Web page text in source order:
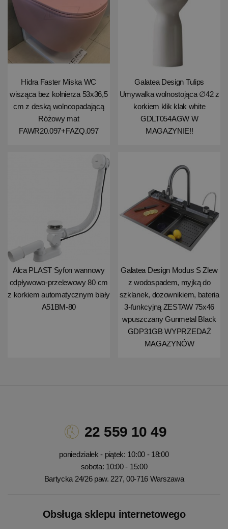
Hidra Faster Miska WC
wisząca bez kołnierza 53x36,5
cm z deską wolnoopadającą
Różowy mat
FAWR20.097+FAZQ.097
Galatea Design Tulips
Umywalka wolnostojąca ∅42 z
korkiem klik klak white
GDLT054AGW W
MAGAZYNIE!!
Alca PLAST Syfon wannowy
odpływowo-przelewowy 80 cm
z korkiem automatycznym biały
A51BM-80
Galatea Design Modus S Zlew
z wodospadem, myjką do
szklanek, dozownikiem, bateria
3-funkcyjną ZESTAW 75x46
wpuszczany Gunmetal Black
GDP31GB WYPRZEDAŻ
MAGAZYNÓW
22 559 10 49
poniedziałek - piątek: 10:00 - 18:00
sobota: 10:00 - 15:00
Bartycka 24/26 paw. 227, 00-716 Warszawa
Obsługa sklepu internetowego